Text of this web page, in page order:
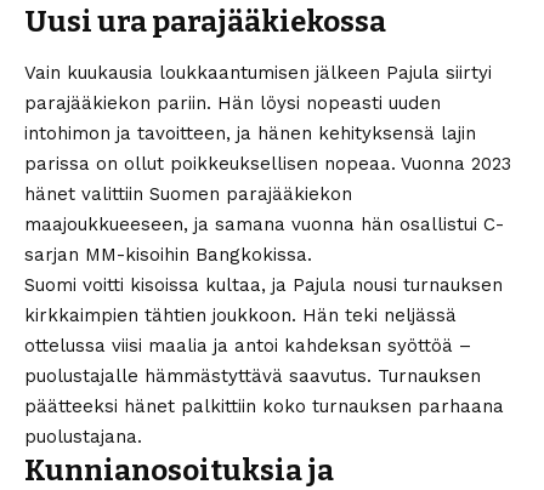
Uusi ura parajääkiekossa
Vain kuukausia loukkaantumisen jälkeen Pajula siirtyi
parajääkiekon pariin. Hän löysi nopeasti uuden
intohimon ja tavoitteen, ja hänen kehityksensä lajin
parissa on ollut poikkeuksellisen nopeaa. Vuonna 2023
hänet valittiin Suomen parajääkiekon
maajoukkueeseen, ja samana vuonna hän osallistui C-
sarjan MM-kisoihin Bangkokissa.
Suomi voitti kisoissa kultaa, ja Pajula nousi turnauksen
kirkkaimpien tähtien joukkoon. Hän teki neljässä
ottelussa viisi maalia ja antoi kahdeksan syöttöä –
puolustajalle hämmästyttävä saavutus. Turnauksen
päätteeksi hänet palkittiin koko turnauksen parhaana
puolustajana.
Kunnianosoituksia ja